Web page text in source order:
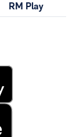
RM Play